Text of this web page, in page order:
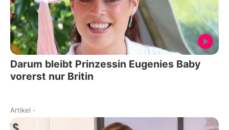
Darum bleibt Prinzessin Eugenies Baby
vorerst nur Britin
Artikel -